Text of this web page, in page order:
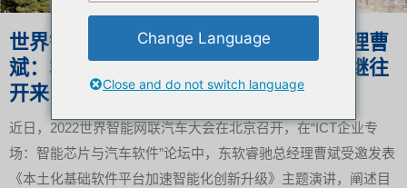
世界智能网联汽车大会｜东软睿驰总经理曹
斌：本土化基础软件平台的承上启下与继往
开来
近日，2022世界智能网联汽车大会在北京召开，在“ICT企业专
场：智能芯片与汽车软件”论坛中，东软睿驰总经理曹斌受邀发表
《本土化基础软件平台加速智能化创新升级》主题演讲，阐述目
Change Language
Close and do not switch language